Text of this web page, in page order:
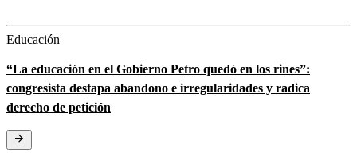
Educación
“La educación en el Gobierno Petro quedó en los rines”:
congresista destapa abandono e irregularidades y radica
derecho de petición